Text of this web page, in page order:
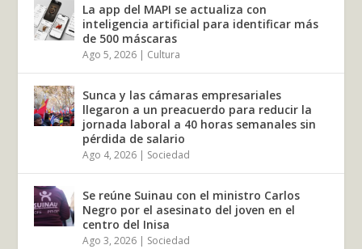
La app del MAPI se actualiza con
inteligencia artificial para identificar más
de 500 máscaras
Ago 5, 2026 | Cultura
Sunca y las cámaras empresariales
llegaron a un preacuerdo para reducir la
jornada laboral a 40 horas semanales sin
pérdida de salario
Ago 4, 2026 | Sociedad
Se reúne Suinau con el ministro Carlos
Negro por el asesinato del joven en el
centro del Inisa
Ago 3, 2026 | Sociedad